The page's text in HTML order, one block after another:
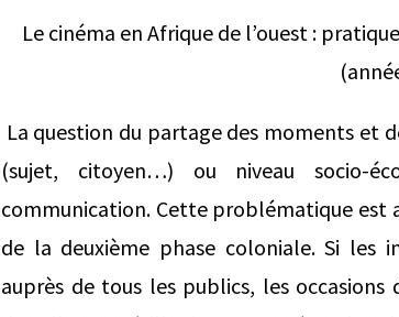
Le cinéma en Afrique de l’ouest :
La question du partage des moments et
(sujet, citoyen…) ou niveau socio-
communication. Cette problématique
de la deuxième phase coloniale. Si les
auprès de tous les publics, les